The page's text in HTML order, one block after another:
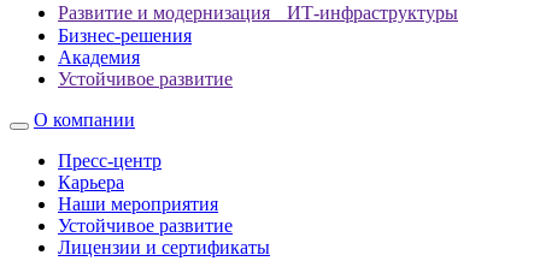
Развитие и модернизация ИТ-инфраструктуры
Бизнес-решения
Академия
Устойчивое развитие
О компании
Пресс-центр
Карьера
Наши мероприятия
Устойчивое развитие
Лицензии и сертификаты